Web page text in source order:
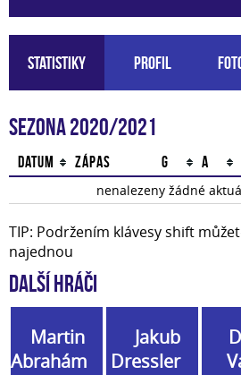
Statistiky Profil
Sezona 2020/2021
Datum Zápas G A
nenalezeny žádné
TIP: Podržením klávesy shift
najednou
Další hráči
Martin
Abrahám
Jakub
Dressler